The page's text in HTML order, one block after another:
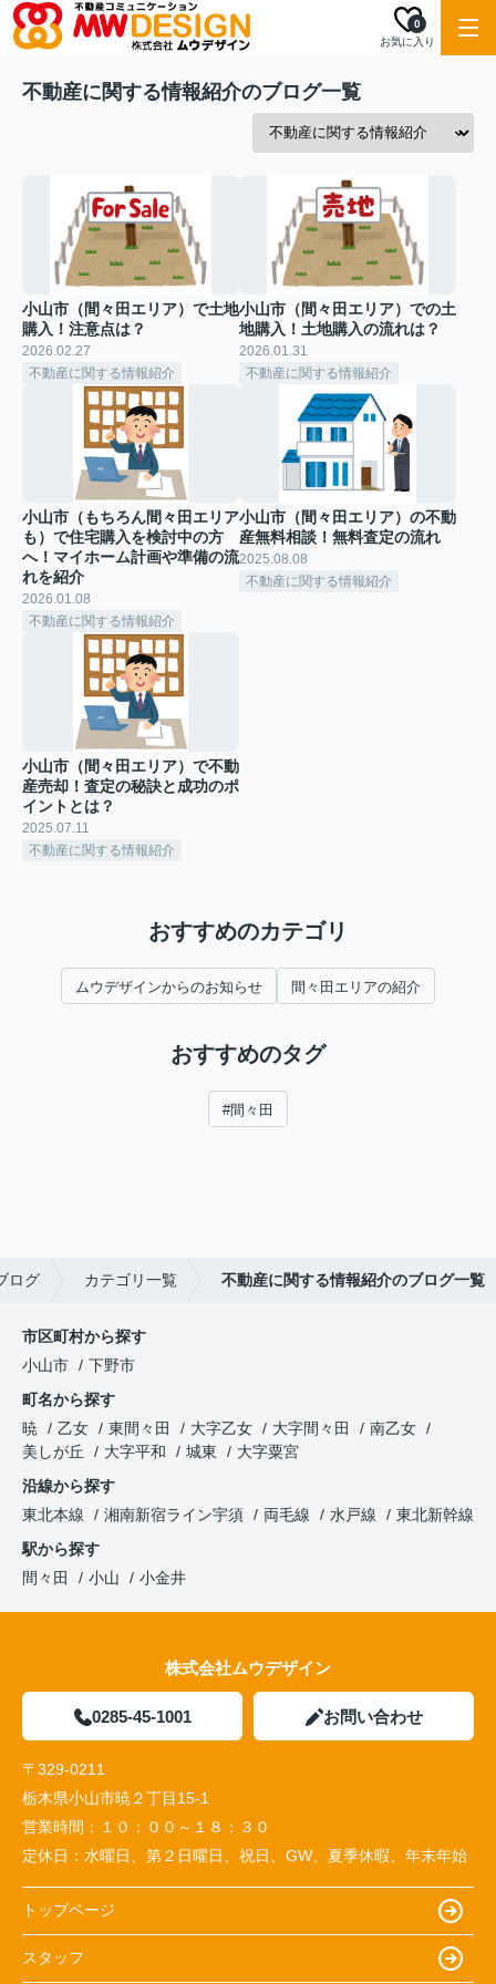
お気に入り
0
不動産に関する情報紹介のブログ一覧
小山市（間々田エリア）で土地
購入！注意点は？
2026.02.27
不動産に関する情報紹介
小山市（間々田エリア）での土
地購入！土地購入の流れは？
2026.01.31
不動産に関する情報紹介
小山市（もちろん間々田エリア
も）で住宅購入を検討中の方
へ！マイホーム計画や準備の流
れを紹介
2026.01.08
不動産に関する情報紹介
小山市（間々田エリア）の不動
産無料相談！無料査定の流れ
2025.08.08
不動産に関する情報紹介
小山市（間々田エリア）で不動
産売却！査定の秘訣と成功のポ
イントとは？
2025.07.11
不動産に関する情報紹介
おすすめのカテゴリ
ムウデザインからのお知らせ 間々田エリアの紹介
おすすめのタグ
#間々田
ログ カテゴリ一覧 不動産に関する情報紹介のブログ一覧
市区町村から探す
小山市
下野市
町名から探す
暁
乙女 東間々田 大字乙女 大字間々田
南乙女
美しが丘
大字平和 城東
大字粟宮
沿線から探す
東北本線
湘南新宿ライン宇須 両毛線 水戸線
東北新幹線
駅から探す
間々田
小山 小金井
株式会社ムウデザイン
0285-45-1001 お問い合わせ
〒329-0211
栃木県小山市暁２丁目15-1
営業時間： １０：００～１８：３０
定休日： 水曜日、第２日曜日、祝日、GW、夏季休暇、年末年始
トップページ
スタッフ